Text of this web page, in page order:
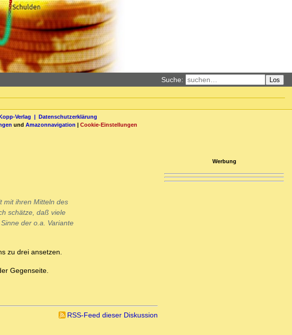
Suche: Los
Verlag | Datenschutzerklärung
und Amazonnavigation | Cookie-Einstellungen
mit ihren Mitteln des
schätze, daß viele
der o.a. Variante
zu drei ansetzen.
Gegenseite.
RSS-Feed dieser Diskussion
Werbung